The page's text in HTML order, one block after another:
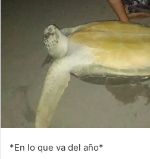
*En lo que va del año*